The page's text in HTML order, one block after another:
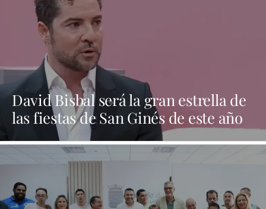
David Bisbal será la gran estrella de
las fiestas de San Ginés de este año